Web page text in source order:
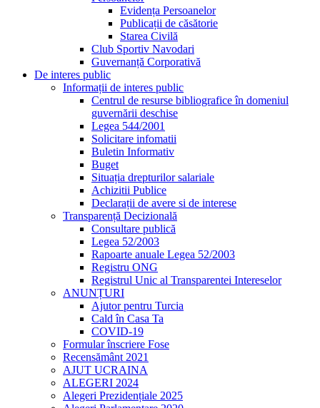
Evidența Persoanelor
Publicații de căsătorie
Starea Civilă
Club Sportiv Navodari
Guvernanță Corporativă
De interes public
Informații de interes public
Centrul de resurse bibliografice în domeniul
guvernării deschise
Legea 544/2001
Solicitare infomatii
Buletin Informativ
Buget
Situația drepturilor salariale
Achizitii Publice
Declarații de avere si de interese
Transparență Decizională
Consultare publică
Legea 52/2003
Rapoarte anuale Legea 52/2003
Registru ONG
Registrul Unic al Transparentei Intereselor
ANUNȚURI
Ajutor pentru Turcia
Cald în Casa Ta
COVID-19
Formular înscriere Fose
Recensământ 2021
AJUT UCRAINA
ALEGERI 2024
Alegeri Prezidențiale 2025